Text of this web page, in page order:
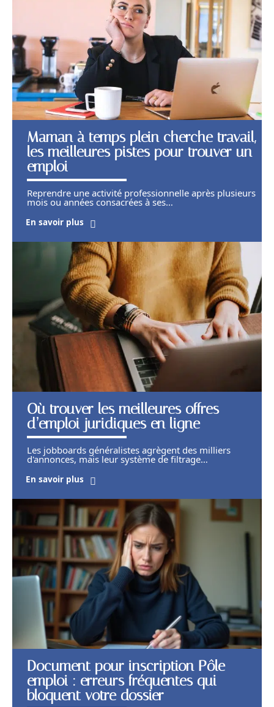
Maman à temps plein cherche travail,
les meilleures pistes pour trouver un
emploi
Reprendre une activité professionnelle après plusieurs
mois ou années consacrées à ses…
En savoir plus
Où trouver les meilleures offres
d’emploi juridiques en ligne
Les jobboards généralistes agrègent des milliers
d'annonces, mais leur système de filtrage…
En savoir plus
Document pour inscription Pôle
emploi : erreurs fréquentes qui
bloquent votre dossier